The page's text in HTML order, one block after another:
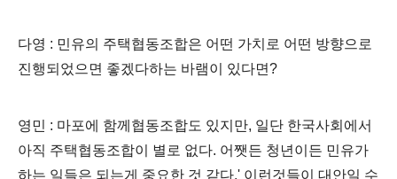
다영 : 민유의 주택협동조합은 어떤 가치로 어떤 방향으로
진행되었으면 좋겠다하는 바램이 있다면?
영민 : 마포에 함께협동조합도 있지만, 일단 한국사회에서
아직 주택협동조합이 별로 없다. 어쨋든 청년이든 민유가
하는 일들은 되는게 중요한 것 같다.' 이런것들이 대안일 수